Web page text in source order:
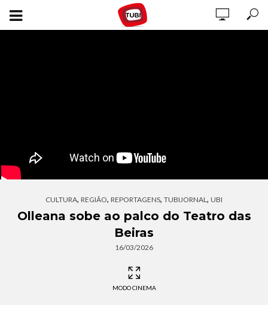
CULTURA, REGIÃO, REPORTAGENS, TUBIJORNAL, UBI
Olleana sobe ao palco do Teatro das
Beiras
16/03/2026
MODO CINEMA